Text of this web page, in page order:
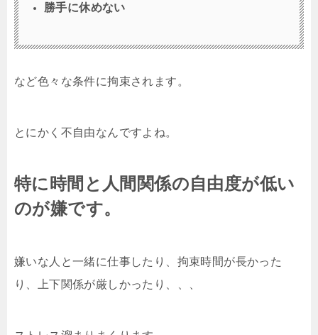
勝手に休めない
など色々な条件に拘束されます。
とにかく不自由なんですよね。
特に時間と人間関係の自由度が低い
のが嫌です。
嫌いな人と一緒に仕事したり、拘束時間が長かった
り、上下関係が厳しかったり、、、